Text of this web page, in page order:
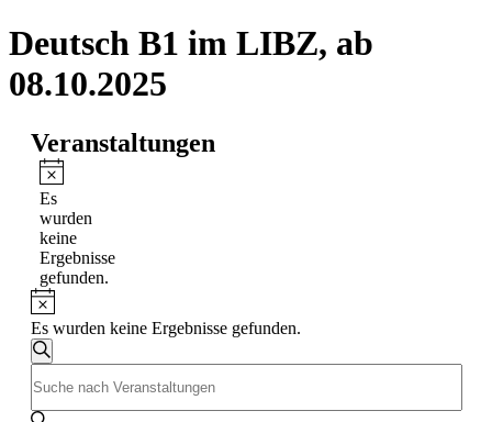
Deutsch B1 im LIBZ, ab
08.10.2025
Veranstaltungen
Hinweis
Es
wurden
keine
Ergebnisse
gefunden.
Hinweis
Es wurden keine Ergebnisse gefunden.
Veranstaltungen
Suche
und
Suche
Schlüsselwort
eingeben.